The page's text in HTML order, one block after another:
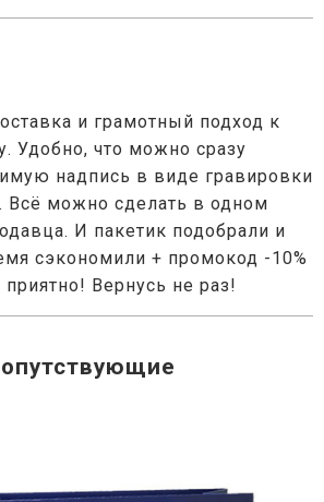
и грамотный подход к
Удобно, что можно сразу
надпись в виде гравировки
Всё можно сделать в одном
И пакетик подобрали и
сэкономили + промокод -10%
Вернусь не раз!